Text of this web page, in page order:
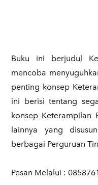
Buku ini berjudul
mencoba
penting konsep
ini berisi tentang
konsep Keterampilan
lainnya yang
berbagai Perguruan
​Pesan Melalui :